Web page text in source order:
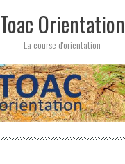
Toac Orientation
La course d'orientation